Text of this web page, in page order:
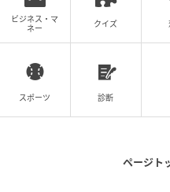
ビジネス・マ
ネー
クイズ
スポーツ 診断
ページト